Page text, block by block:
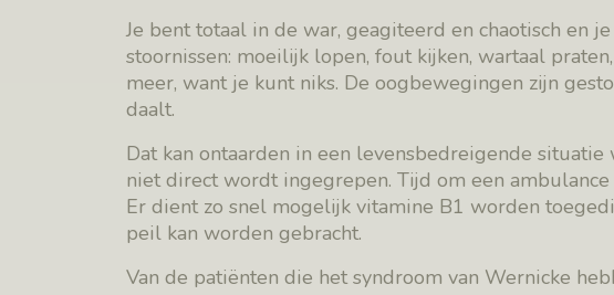
Je bent totaal in de war, geagiteerd en chaotisch en
stoornissen: moeilijk lopen, fout kijken, wartaal
meer, want je kunt niks. De oogbewegingen zijn
daalt.
Dat kan ontaarden in een levensbedreigende
niet direct wordt ingegrepen. Tijd om een
Er dient zo snel mogelijk vitamine B1 worden
peil kan worden gebracht.
Van de patiënten die het syndroom van Wernicke